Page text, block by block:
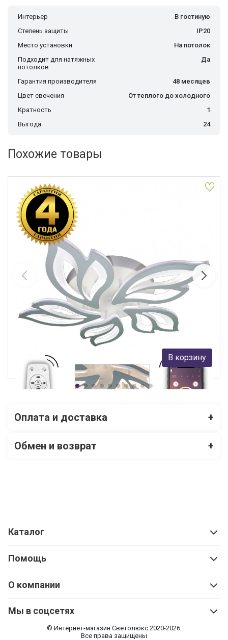
Интерьер
В гостиную
Степень защиты
IP20
Место установки
На потолок
Подходит для натяжных
потолков
Да
Гарантия производителя
48 месяцев
Цвет свечения
От теплого до холодного
Кратность
1
Выгода
24
Похожие товары
Накладной светильник Natali Kovaltseva HIGH-TECH LED LAMPS
82006
Natali Kovaltseva
3 698 руб.
В наличии 9
В корзину
Оплата и доставка +
Обмен и возврат +
Каталог
Помощь
О компании
Мы в соцсетях
© Интернет-магазин Cветолюкс 2020-2026.
Все права защищены